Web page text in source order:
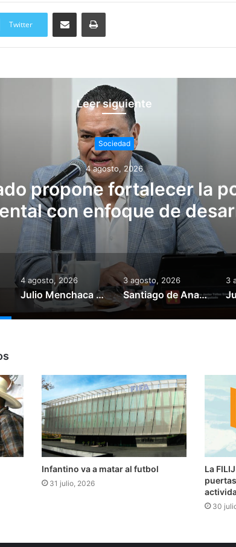
Twitter
Compartir vía email Imprimir
Leer siguiente
Sociedad
4 agosto, 2026
propone fortalecer la
con enfoque de
sustentable
4 agosto, 2026
Julio Menchaca destina más de 175 mdp en obra pública para San Bartolo
3 agosto, 2026
Santiago de Anaya albergará la segunda edición del Festival Santhe 2026
3
Infantino va a matar al futbol
31 julio, 2026
​​La
30